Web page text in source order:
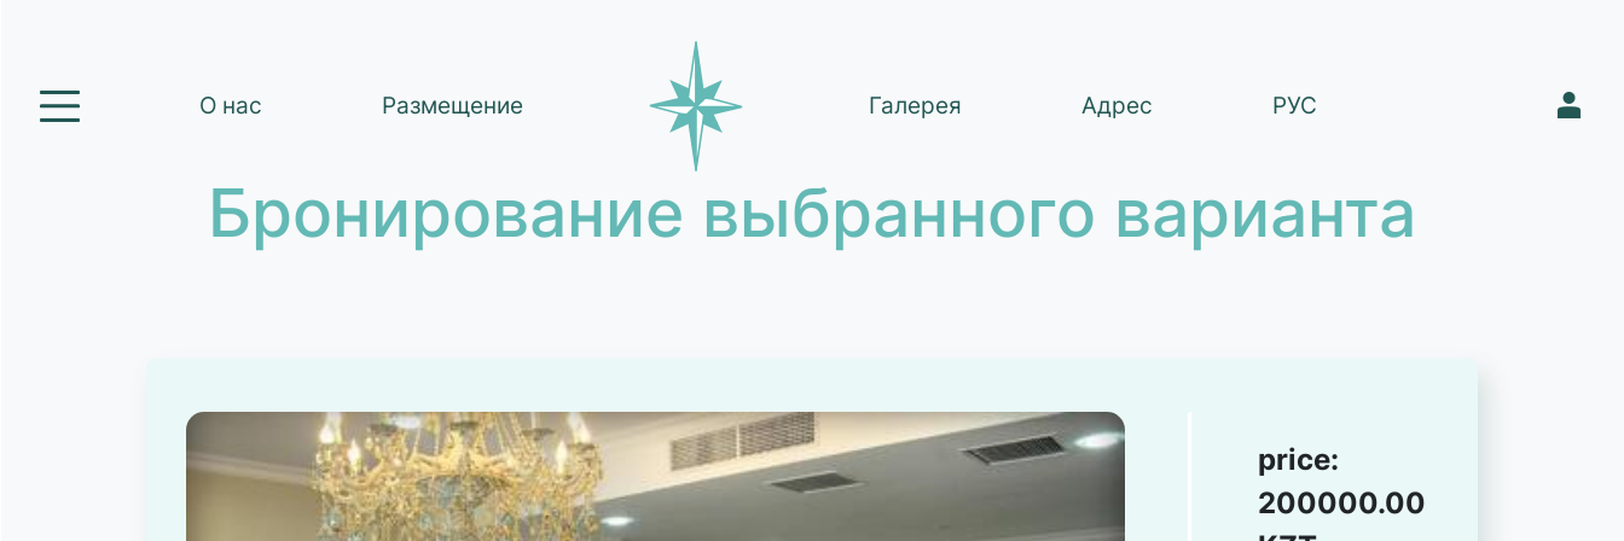
О нас Размещение Галерея Адрес РУС 1
Бронирование выбранного варианта
price:
200000.00